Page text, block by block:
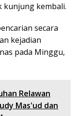
kunjung kembali.
secara
kejadian
pada Minggu,
Relawan
Mas'ud dan